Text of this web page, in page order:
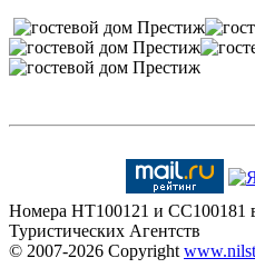
Номера HT100121 и CC100181
Туристических Агентств
© 2007-2026 Copyright